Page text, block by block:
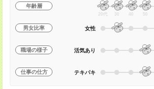
年齢層
20代 30 40 50
男女比率 女性
職場の様子 活気あり
仕事の仕方 テキパキ